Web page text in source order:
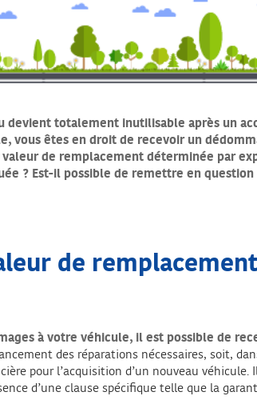
devient totalement inutilisable après un
vous êtes en droit de recevoir un
valeur de remplacement déterminée par
? Est-il possible de remettre en
de
à votre véhicule, il est possible de
des réparations nécessaires, soit,
pour l’acquisition d’un nouveau
d’une clause spécifique telle que la